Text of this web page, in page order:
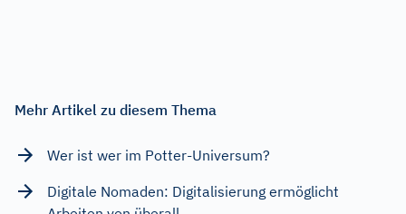
Mehr Artikel zu diesem Thema
Wer ist wer im Potter-Universum?
Digitale Nomaden: Digitalisierung ermöglicht